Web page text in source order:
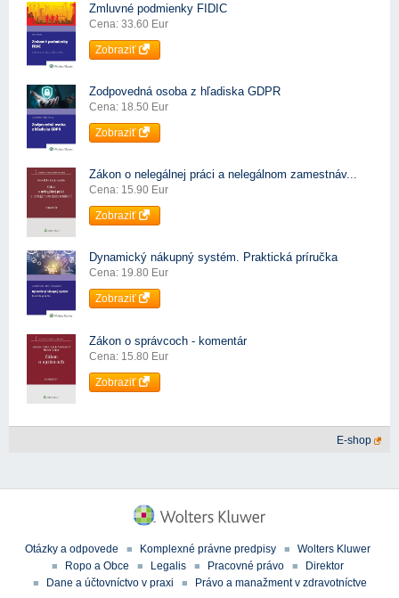
Zmluvné podmienky FIDIC
Cena: 33.60 Eur
Zobraziť
Zodpovedná osoba z hľadiska GDPR
Cena: 18.50 Eur
Zobraziť
Zákon o nelegálnej práci a nelegálnom zamestnáv...
Cena: 15.90 Eur
Zobraziť
Dynamický nákupný systém. Praktická príručka
Cena: 19.80 Eur
Zobraziť
Zákon o správcoch - komentár
Cena: 15.80 Eur
Zobraziť
E-shop
Otázky a odpovede Komplexné právne predpisy
Wolters Kluwer
Ropo a Obce
Legalis Pracovné právo
Direktor
Dane a účtovníctvo v praxi
Právo a manažment v zdravotníctve